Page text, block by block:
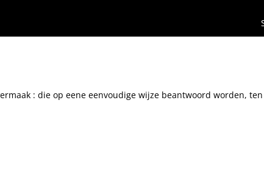
ten dienste van alle standen, en tot nuttig vermaak in gezelschappen.
: die op eene eenvoudige wijze beantwoord worden,